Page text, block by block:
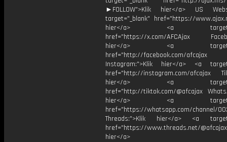
►FOLLOW">Klik hier</a> US
target="_blank" href="https://
hier</a> <a
href="https://x.com/AFCAjax
hier</a> <a
href="http://facebook.com/afcajax
Instagram:">Klik hier</a> <a
href="http://instagram.com/afcajax
hier</a> <a
href="http://tiktok.com/@afcajax
hier</a> <a
href="https://whatsapp.com/channel/
Threads:">Klik hier</a> <a
href="https://www.threads.net/
hier</a>